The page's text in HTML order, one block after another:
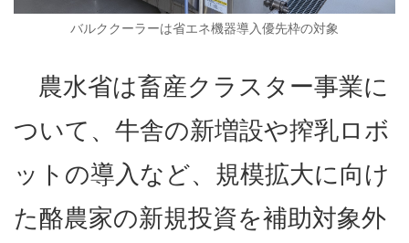
バルククーラーは省エネ機器導入優先枠の対象
農水省は畜産クラスター事業に
ついて、牛舎の新増設や搾乳ロボ
ットの導入など、規模拡大に向け
た酪農家の新規投資を補助対象外